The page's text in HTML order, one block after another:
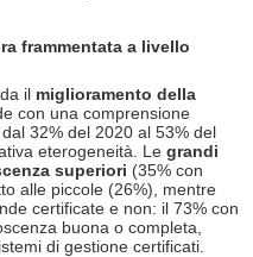
frammentata a livello
il miglioramento della
con una comprensione
32% del 2020 al 53% del
eterogeneità. Le grandi
superiori (35% con
alle piccole (26%), mentre
certificate e non: il 73% con
buona o completa,
di gestione certificati.